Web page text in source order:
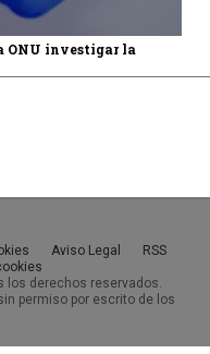
ONU investigar la
Aviso Legal
RSS
los derechos reservados.
permiso por escrito de los